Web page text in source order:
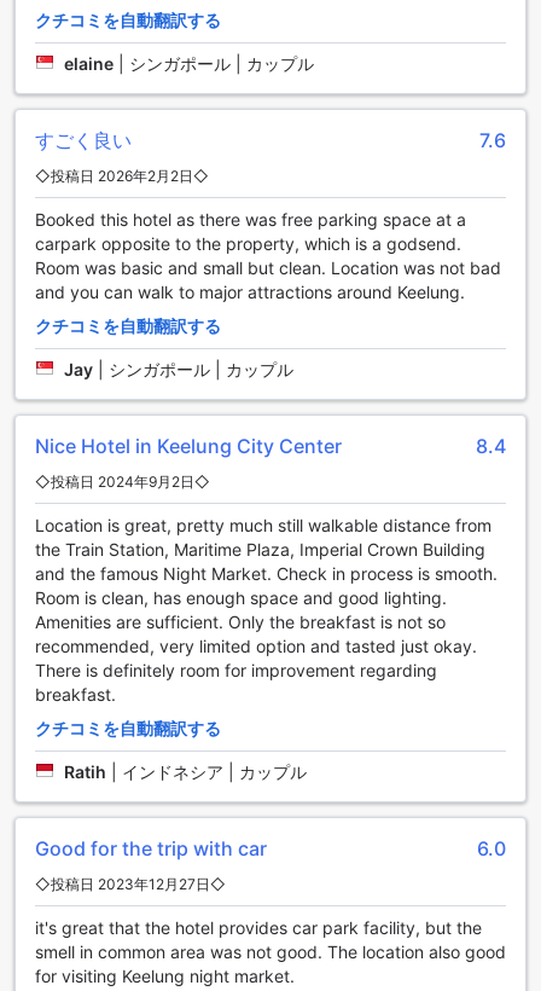
レビには衛星・ケーブルチャンネルが映り、多彩なエンター
テインメントをお楽しみいただけます。
K ホテル ジーロンでは、多彩な客室タイプをご用意してお
り、快適な滞在をお約束します。標準シングルルームは11平
方メートルのコンパクトな空間で、シンプルかつ機能的な宿
泊を求める方に最適です。スーペリアツインルームは14平方
メートルの広さを誇り、2つのシングルベッドを備えており、
友人やビジネスでの滞在にぴったりです。ラン・オブ・ハウ
スルームは13平方メートルの多目的な空間で、柔軟なご利用
が可能です。 これらの客室を Agoda から予約することで、
最も競争力のある価格を手に入れることができ、スムーズで
ストレスフリーな予約体験を享受できます。お得な料金と簡
単な予約プロセスにより、快適な滞在を確実に実現し、旅行
の計画をより便利にします。
基隆市内中心部の魅力と活気あふれる街並み
基隆市内中心部は、台湾の歴史と文化が息づく魅力的なエリ
アです。色とりどりの伝統的な建築物や賑やかな市場が立ち
並び、訪れる人々を温かく迎え入れます。特に、基隆廟口夜
市は地元の新鮮な海鮮料理や地元グルメを楽しめる絶好のス
ポットで、夜遅くまで賑わいを見せています。街の活気とと
もに、歴史的な名所や現代的なショップも点在し、誰もが飽
きることなく散策を楽しめる場所です。
空港からKホテルジーロンへのアクセス方法
台湾の基隆市に位置するKホテルジーロンへは、最寄りの台北
桃園国際空港または台北松山空港から簡単にアクセスできま
す。桃園国際空港からは、空港から台北駅行きの高速バスや
MRT（地下鉄）を利用し、その後台北駅から基隆行きの列車
な旅をお楽しみいただけます。松山空港からは、MRTの淡水
信義線を利用して台北駅へ向かい、そこから基隆行きの列車
に乗るルートがおすすめです。
K ホテル ジーロン周辺の魅力的な観光スポット
クチコミを自動翻訳する
elaine シンガポール | カップル
すごく良い 7.6
◇投稿日 2026年2月2日◇
Booked this hotel as there was free parking space at a
carpark opposite to the property, which is a godsend.
Room was basic and small but clean. Location was not bad
and you can walk to major attractions around Keelung.
クチコミを自動翻訳する
Jay シンガポール | カップル
Nice Hotel in Keelung City Center 8.4
◇投稿日 2024年9月2日◇
Location is great, pretty much still walkable distance from
the Train Station, Maritime Plaza, Imperial Crown Building
and the famous Night Market. Check in process is smooth.
Room is clean, has enough space and good lighting.
Amenities are sufficient. Only the breakfast is not so
recommended, very limited option and tasted just okay.
There is definitely room for improvement regarding
breakfast.
クチコミを自動翻訳する
Ratih インドネシア | カップル
Good for the trip with car 6.0
◇投稿日 2023年12月27日◇
it's great that the hotel provides car park facility, but the
smell in common area was not good. The location also good
for visiting Keelung night market.